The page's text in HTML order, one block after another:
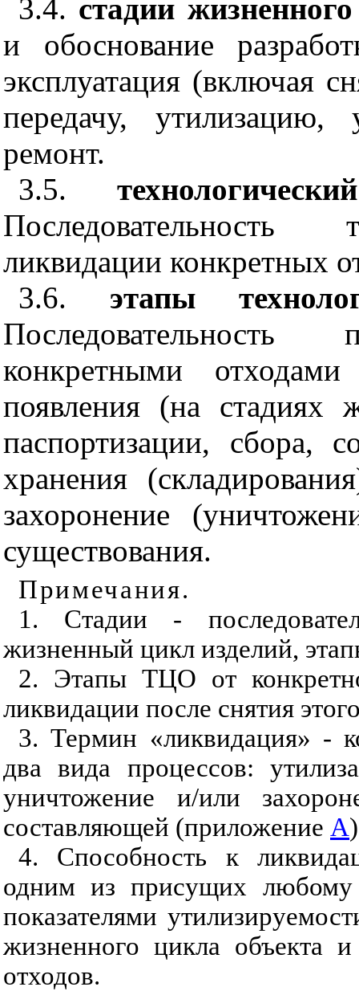
3.4. стадии
и обоснование
эксплуатация (включая
передачу, утилизацию,
ремонт.
3.5.
Последовательность
ликвидации конкретных
3.6. этапы
конкретными
появления (на стадиях
паспортизации, сбора,
хранения
захоронение
существования.
Примечания.
1. Стадии -
жизненный цикл изделий,
2. Этапы ТЦО от
ликвидации после снятия
3. Термин «ликвидация» -
два вида процессов:
уничтожение и/или
составляющей (приложение А
4. Способность к
одним из присущих любому
показателями
жизненного цикла объекта
отходов.